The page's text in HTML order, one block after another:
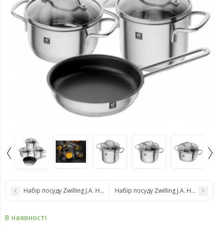
Набір посуду Zwilling J.A. Henckels Simplify 66870-004-0
Набір посуду Zwilling J.A. Henckels
В наявності